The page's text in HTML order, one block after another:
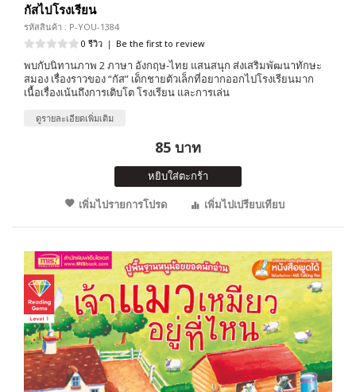
กัสไปโรงเรียน
รหัสสินค้า : P-YOU-1384
0 รีวิว | Be the first to review
พบกับนิทานภาพ 2 ภาษา อังกฤษ-ไทย แสนสนุก ส่งเสริมพัฒนาทักษะ
สมอง เรื่องราวของ “กัส” เด็กชายตัวเล็กที่อยากออกไปโรงเรียนมาก
เนื้อเรื่องเน้นถึงการเติบโต โรงเรียน และการเล่น
ดูรายละเอียดเพิ่มเติม
85 บาท
หยิบใส่ตะกร้า
เพิ่มไปรายการโปรด
เพิ่มไปเปรียบเทียบ